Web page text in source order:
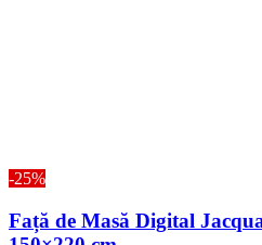
-25%
Față de Masă Digital